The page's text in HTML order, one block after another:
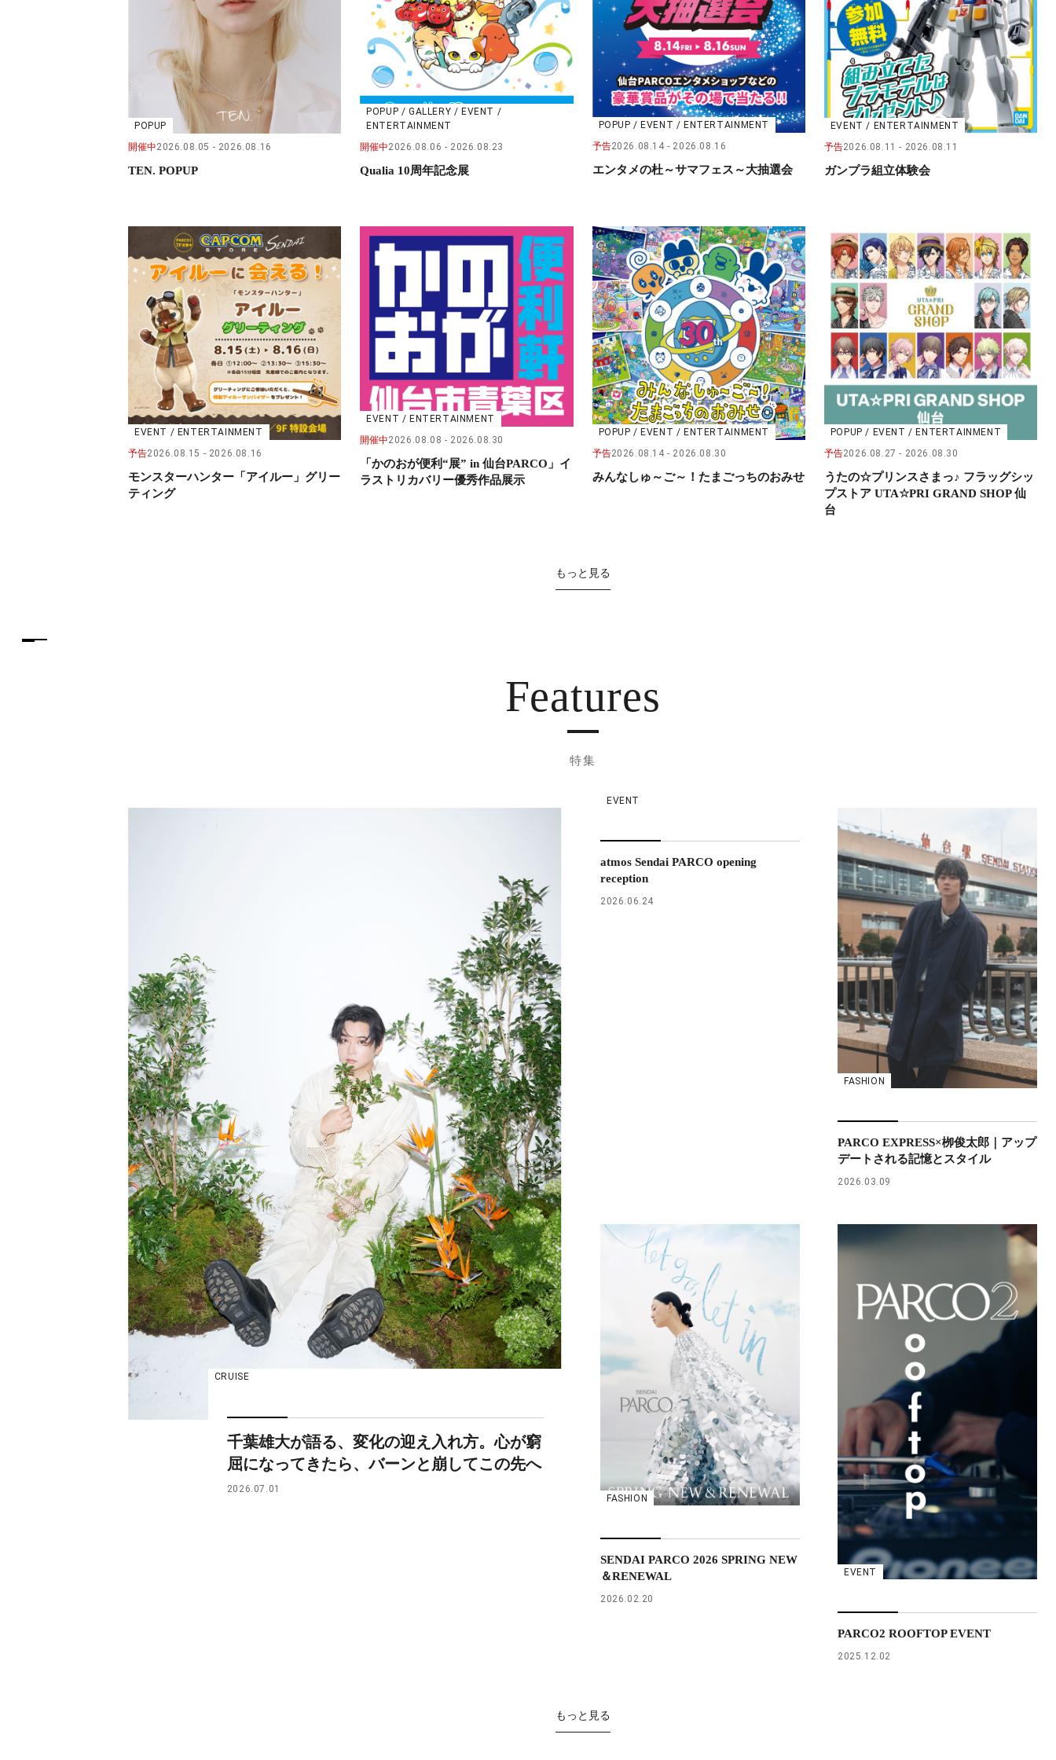
POPUP
開催中2026.08.05 2026.08.16
TEN. POPUP
POPUP / GALLERY / EVENT /
ENTERTAINMENT
開催中2026.08.06 2026.08.23
Qualia 10周年記念展
POPUP / EVENT / ENTERTAINMENT
予告2026.08.14 2026.08.16
エンタメの杜～サマフェス～大抽選会
EVENT / ENTERTAINMENT
予告2026.08.11 2026.08.11
ガンプラ組立体験会
EVENT / ENTERTAINMENT
予告2026.08.15 2026.08.16
モンスターハンター「アイルー」グリー
ティング
EVENT / ENTERTAINMENT
開催中2026.08.08 2026.08.30
「かのおが便利“展” in 仙台PARCO」イ
ラストリカバリー優秀作品展示
POPUP / EVENT / ENTERTAINMENT
予告2026.08.14 2026.08.30
みんなしゅ～ご～！たまごっちのおみせ
POPUP / EVENT / ENTERTAINMENT
予告2026.08.27 2026.08.30
うたの☆プリンスさまっ♪ フラッグシッ
プストア UTA☆PRI GRAND SHOP 仙
台
もっと見る
Features
特集
CRUISE
千葉雄大が語る、変化の迎え入れ方。心が窮
屈になってきたら、バーンと崩してこの先へ
2026.07.01
EVENT
atmos Sendai PARCO opening
reception
2026.06.24
FASHION
PARCO EXPRESS×栁俊太郎｜アップ
デートされる記憶とスタイル
2026.03.09
FASHION
SENDAI PARCO 2026 SPRING NEW
＆RENEWAL
2026.02.20
EVENT
PARCO2 ROOFTOP EVENT
2025.12.02
もっと見る